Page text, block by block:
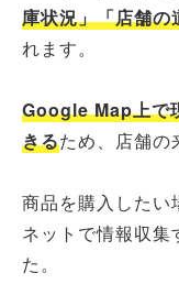
庫状況」「店舗の
れます。
Google Map上で
きるため、店舗の
商品を購入したい
ネットで情報収集
た。